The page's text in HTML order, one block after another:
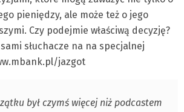
pieniędzy, ale może też o jego
Czy podejmie właściwą decyzję?
słuchacze na na specjalnej
jazgot
był czymś więcej niż podcastem